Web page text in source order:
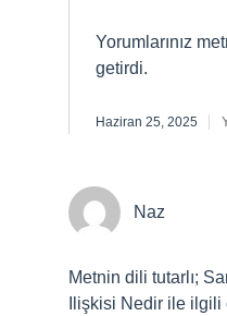
Yorumlarınız
getirdi.
Haziran 25, 2025
Naz
Metnin dili tutarlı;
Ilişkisi Nedir ile